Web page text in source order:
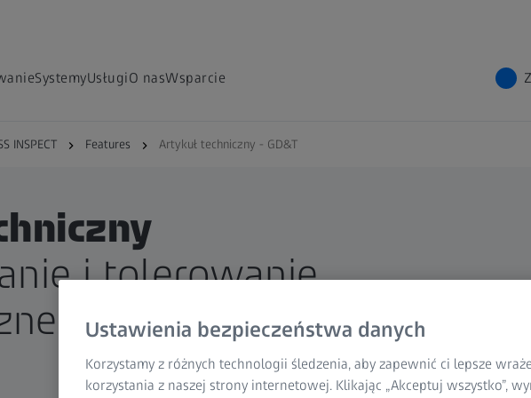
SystemyUsługiO nasWsparcie
INSPECT Features Artykuł techniczny - GD&T
i tolerowanie
(GD&T)
Ustawienia bezpieczeństwa danych
Korzystamy z różnych technologii śledzenia, aby zapewnić ci lepsze
korzystania z naszej strony internetowej. Klikając „Akceptuj wszystko”,